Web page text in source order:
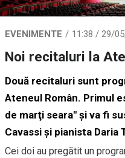
EVENIMENTE 11:38 / 29/
Noi recitaluri la
Două recitaluri sunt
Ateneul Român. Primul
de marţi seara" şi va fi
Cavassi și pianista Daria
Cei doi au pregătit un